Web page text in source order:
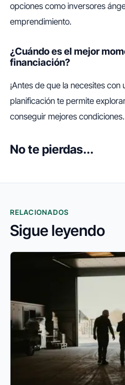
opciones como inversores
emprendimiento.
¿Cuándo es el mejor
financiación?
¡Antes de que la necesites con
planificación te permite
conseguir mejores condiciones.
No te pierdas...
RELACIONADOS
Sigue leyendo